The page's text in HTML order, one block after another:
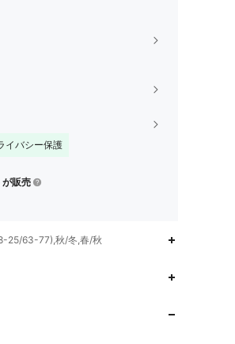
イバシー保護
販売
25/63-77),秋/冬,春/秋